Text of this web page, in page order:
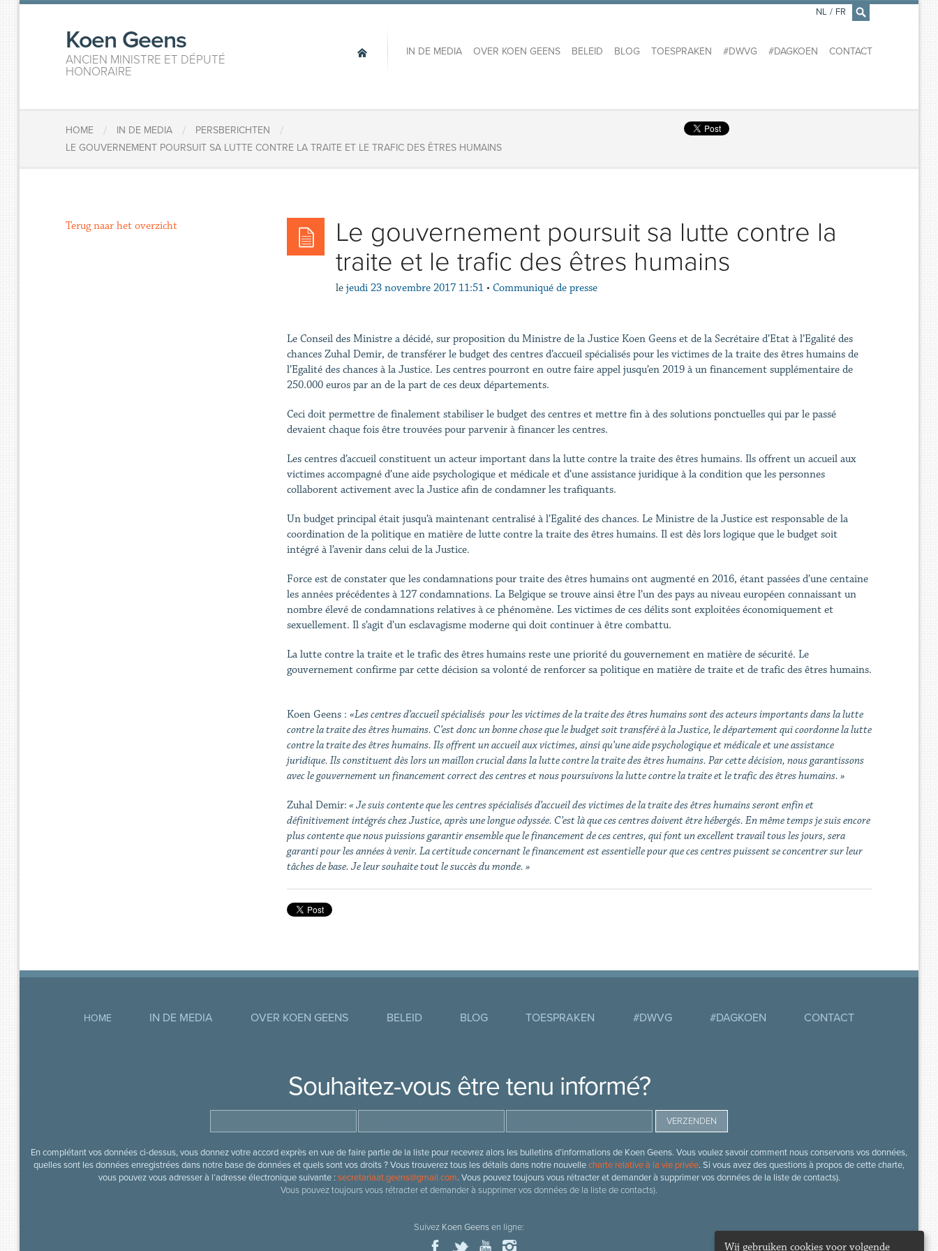
×
Koen Geens
ANCIEN MINISTRE ET DÉPUTÉ
HONORAIRE
IN DE MEDIA OVER KOEN GEENS BELEID BLOG TOESPRAKEN #DWVG #DAGKOEN CONTACT
NL / FR
HOME / IN DE MEDIA / PERSBERICHTEN /
​LE GOUVERNEMENT POURSUIT SA LUTTE CONTRE LA TRAITE ET LE TRAFIC DES ÊTRES HUMAINS
​Le gouvernement poursuit sa lutte contre la
traite et le trafic des êtres humains
le jeudi 23 novembre 2017 11:51 • Communiqué de presse
Le Conseil des Ministre a décidé, sur proposition du Ministre de la Justice Koen Geens et de la Secrétaire d’Etat à l’Egalité des
chances Zuhal Demir, de transférer le budget des centres d’accueil spécialisés pour les victimes de la traite des êtres humains de
l’Egalité des chances à la Justice. Les centres pourront en outre faire appel jusqu’en 2019 à un financement supplémentaire de
250.000 euros par an de la part de ces deux départements.
Ceci doit permettre de finalement stabiliser le budget des centres et mettre fin à des solutions ponctuelles qui par le passé
devaient chaque fois être trouvées pour parvenir à financer les centres.
Les centres d’accueil constituent un acteur important dans la lutte contre la traite des êtres humains. Ils offrent un accueil aux
victimes accompagné d’une aide psychologique et médicale et d’une assistance juridique à la condition que les personnes
collaborent activement avec la Justice afin de condamner les trafiquants.
Un budget principal était jusqu’à maintenant centralisé à l’Egalité des chances. Le Ministre de la Justice est responsable de la
coordination de la politique en matière de lutte contre la traite des êtres humains. Il est dès lors logique que le budget soit
intégré à l’avenir dans celui de la Justice.
Force est de constater que les condamnations pour traite des êtres humains ont augmenté en 2016, étant passées d’une centaine
les années précédentes à 127 condamnations. La Belgique se trouve ainsi être l’un des pays au niveau européen connaissant un
nombre élevé de condamnations relatives à ce phénomène. Les victimes de ces délits sont exploitées économiquement et
sexuellement. Il s’agit d’un esclavagisme moderne qui doit continuer à être combattu.
La lutte contre la traite et le trafic des êtres humains reste une priorité du gouvernement en matière de sécurité. Le
gouvernement confirme par cette décision sa volonté de renforcer sa politique en matière de traite et de trafic des êtres humains.
Koen Geens : «Les centres d’accueil spécialisés pour les victimes de la traite des êtres humains sont des acteurs importants dans la lutte
contre la traite des êtres humains. C’est donc un bonne chose que le budget soit transféré à la Justice, le département qui coordonne la lutte
contre la traite des êtres humains. Ils offrent un accueil aux victimes, ainsi qu’une aide psychologique et médicale et une assistance
juridique. Ils constituent dès lors un maillon crucial dans la lutte contre la traite des êtres humains. Par cette décision, nous garantissons
avec le gouvernement un financement correct des centres et nous poursuivons la lutte contre la traite et le trafic des êtres humains. »
Zuhal Demir: « Je suis contente que les centres spécialisés d’accueil des victimes de la traite des êtres humains seront enfin et
définitivement intégrés chez Justice, après une longue odyssée. C’est là que ces centres doivent être hébergés. En même temps je suis encore
plus contente que nous puissions garantir ensemble que le financement de ces centres, qui font un excellent travail tous les jours, sera
garanti pour les années à venir. La certitude concernant le financement est essentielle pour que ces centres puissent se concentrer sur leur
tâches de base. Je leur souhaite tout le succès du monde. »
Terug naar het overzicht
HOME IN DE MEDIA OVER KOEN GEENS BELEID BLOG TOESPRAKEN #DWVG #DAGKOEN CONTACT
Souhaitez-vous être tenu informé?
En complétant vos données ci-dessus, vous donnez votre accord exprès en vue de faire partie de la liste pour recevrez alors les bulletins d’informations de Koen Geens. Vous voulez savoir comment nous conservons vos données,
quelles sont les données enregistrées dans notre base de données et quels sont vos droits ? Vous trouverez tous les détails dans notre nouvellecharte relative à la vie privée. Si vous avez des questions à propos de cette charte,
vous pouvez vous adresser à l’adresse électronique suivante : secretariaat.geens@gmail.com. Vous pouvez toujours vous rétracter et demander à supprimer vos données de la liste de contacts).
Vous pouvez toujours vous rétracter et demander à supprimer vos données de la liste de contacts).
Suivez Koen Geensen ligne:
Wij gebruiken cookies voor volgende